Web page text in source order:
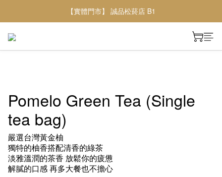
【實體門市】 誠品松菸店 B1
Pomelo Green Tea (Single
tea bag)
嚴選台灣黃金柚
獨特的柚香搭配清香的綠茶
淡雅溫潤的茶香 放鬆你的疲憊
解膩的口感 再多大餐也不擔心